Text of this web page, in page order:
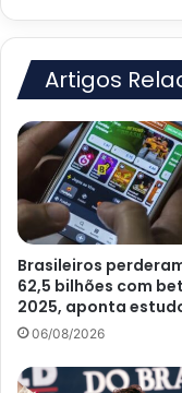
Artigos
Brasileiros
62,5 bilhões com
2025, aponta
06/08/2026